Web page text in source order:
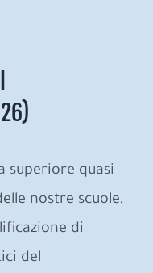
superiore quasi
nostre scuole,
di
del